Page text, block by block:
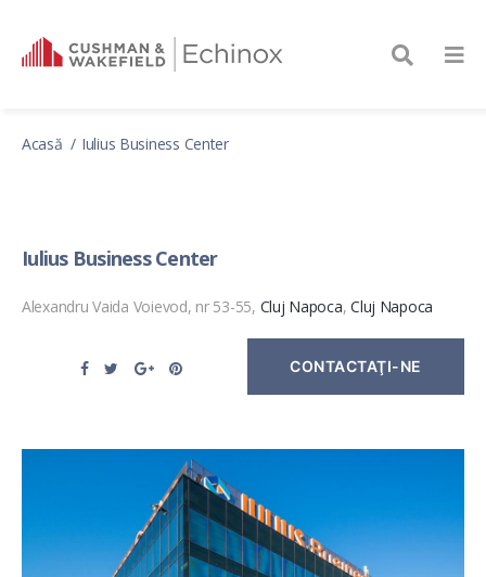
Acasă Iulius Business Center
Iulius Business Center
Alexandru Vaida Voievod, nr 53-55, Cluj Napoca,Cluj Napoca
CONTACTAŢI-NE